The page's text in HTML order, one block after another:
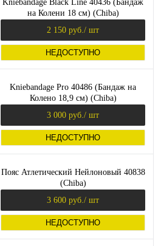
Kniebandage Black Line 40436 (Бандаж
на Колени 18 см) (Chiba)
2 150 руб. / шт
НЕДОСТУПНО
Kniebandage Pro 40486 (Бандаж на
Колено 18,9 см) (Chiba)
3 000 руб. / шт
НЕДОСТУПНО
Пояс Атлетический Нейлоновый 40838
(Chiba)
3 600 руб. / шт
НЕДОСТУПНО